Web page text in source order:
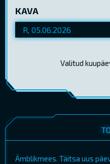
KAVA
Valitud
Ämblikmees. Täitsa uus